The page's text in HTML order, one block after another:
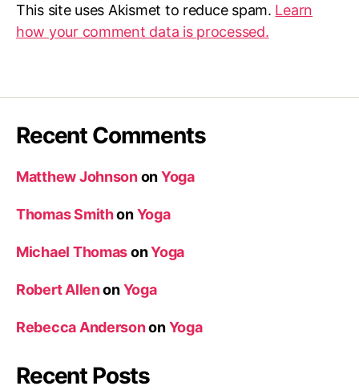
This site uses Akismet to reduce spam. Learn
how your comment data is processed.
Recent Comments
Matthew JohnsononYoga
Thomas SmithonYoga
Michael ThomasonYoga
Robert AllenonYoga
Rebecca AndersononYoga
Recent Posts